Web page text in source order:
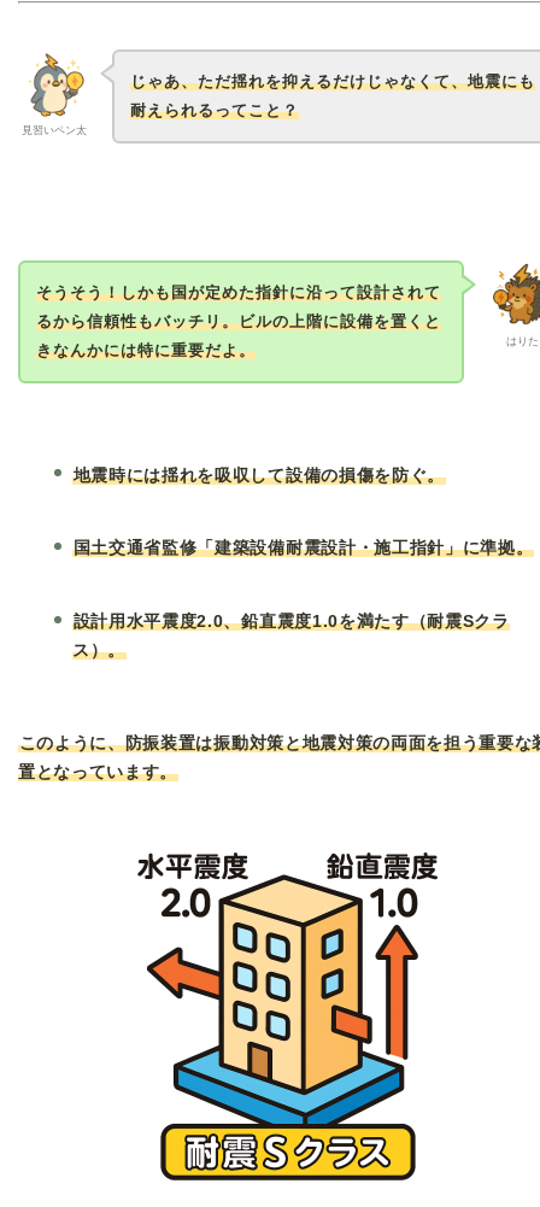
見習いペン太
じゃあ、ただ揺れを抑えるだけじゃなくて、地震にも
耐えられるってこと？
はりた
そうそう！しかも国が定めた指針に沿って設計されて
るから信頼性もバッチリ。ビルの上階に設備を置くと
きなんかには特に重要だよ。
地震時には揺れを吸収して設備の損傷を防ぐ。
国土交通省監修「建築設備耐震設計・施工指針」に準拠。
設計用水平震度2.0、鉛直震度1.0を満たす（耐震Sクラ
ス）。
このように、防振装置は振動対策と地震対策の両面を担う重要な
置となっています。